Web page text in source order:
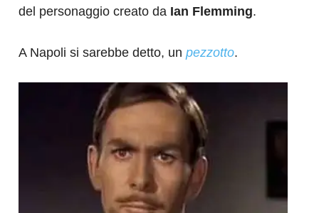
del personaggio creato da Ian Flemming.
A Napoli si sarebbe detto, un pezzotto.